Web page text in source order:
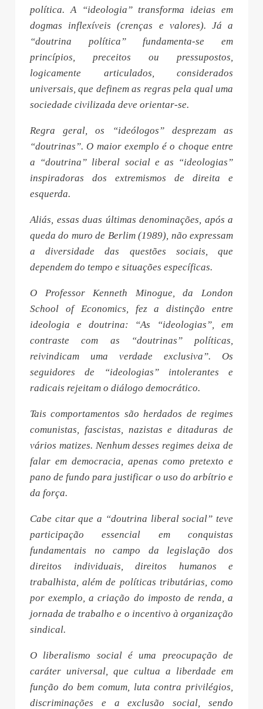
política. A “ideologia” transforma ideias em
dogmas inflexíveis (crenças e valores). Já a
“doutrina política” fundamenta-se em
princípios, preceitos ou pressupostos,
logicamente articulados, considerados
universais, que definem as regras pela qual uma
sociedade civilizada deve orientar-se.
Regra geral, os “ideólogos” desprezam as
“doutrinas”. O maior exemplo é o choque entre
a “doutrina” liberal social e as “ideologias”
inspiradoras dos extremismos de direita e
esquerda.
Aliás, essas duas últimas denominações, após a
queda do muro de Berlim (1989), não expressam
a diversidade das questões sociais, que
dependem do tempo e situações específicas.
O Professor Kenneth Minogue, da London
School of Economics, fez a distinção entre
ideologia e doutrina: “As “ideologias”, em
contraste com as “doutrinas” políticas,
reivindicam uma verdade exclusiva”. Os
seguidores de “ideologias” intolerantes e
radicais rejeitam o diálogo democrático.
Tais comportamentos são herdados de regimes
comunistas, fascistas, nazistas e ditaduras de
vários matizes. Nenhum desses regimes deixa de
falar em democracia, apenas como pretexto e
pano de fundo para justificar o uso do arbítrio e
da força.
Cabe citar que a “doutrina liberal social” teve
participação essencial em conquistas
fundamentais no campo da legislação dos
direitos individuais, direitos humanos e
trabalhista, além de políticas tributárias, como
por exemplo, a criação do imposto de renda, a
jornada de trabalho e o incentivo à organização
sindical.
O liberalismo social é uma preocupação de
caráter universal, que cultua a liberdade em
função do bem comum, luta contra privilégios,
discriminações e a exclusão social, sendo